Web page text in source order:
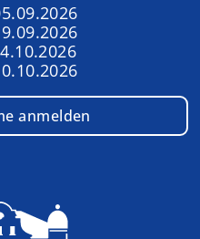
anmelden